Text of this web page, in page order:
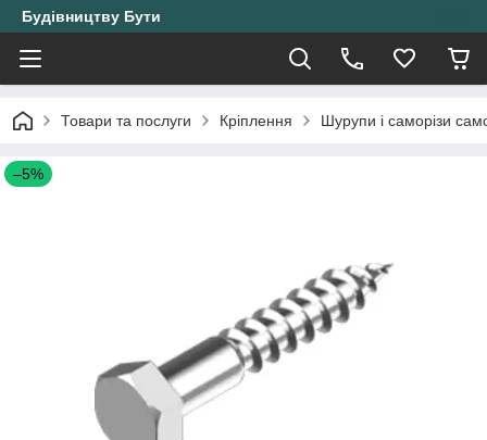
Будівництву Бути
Товари та послуги Кріплення Шурупи і саморізи
–5%